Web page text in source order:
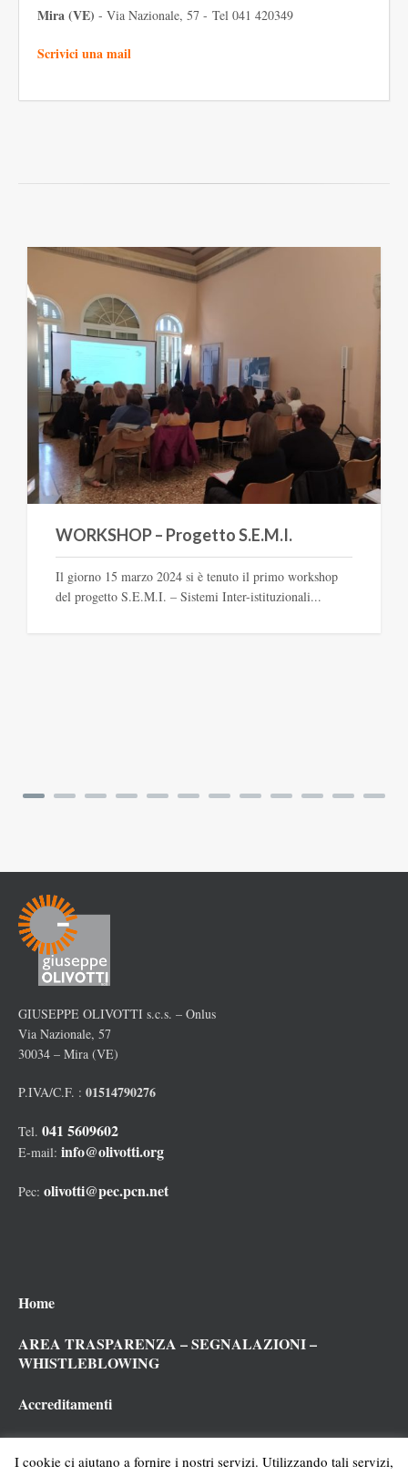
Mira (VE) - Via Nazionale, 57 - Tel 041 420349
Scrivici una mail
WORKSHOP – Progetto S.E.M.I.
Il giorno 15 marzo 2024 si è tenuto il primo workshop
del progetto S.E.M.I. – Sistemi Inter-istituzionali...
GIUSEPPE OLIVOTTI s.c.s. – Onlus
Via Nazionale, 57
30034 – Mira (VE)
P.IVA/C.F. : 01514790276
Tel. 041 5609602
E-mail: info@olivotti.org
Pec: olivotti@pec.pcn.net
Home
AREA TRASPARENZA – SEGNALAZIONI –
WHISTLEBLOWING
Accreditamenti
Cookies policy
I cookie ci aiutano a fornire i nostri servizi. Utilizzando tali servizi,